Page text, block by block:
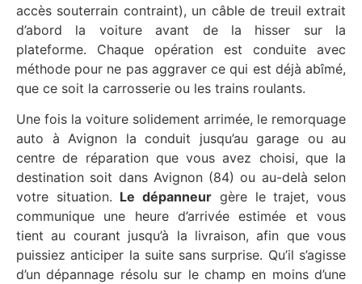
accès souterrain contraint), un câble de treuil extrait
d’abord la voiture avant de la hisser sur la
plateforme. Chaque opération est conduite avec
méthode pour ne pas aggraver ce qui est déjà abîmé,
que ce soit la carrosserie ou les trains roulants.
Une fois la voiture solidement arrimée, le remorquage
auto à Avignon la conduit jusqu’au garage ou au
centre de réparation que vous avez choisi, que la
destination soit dans Avignon (84) ou au-delà selon
votre situation. Le dépanneur gère le trajet, vous
communique une heure d’arrivée estimée et vous
tient au courant jusqu’à la livraison, afin que vous
puissiez anticiper la suite sans surprise. Qu’il s’agisse
d’un dépannage résolu sur le champ en moins d’une